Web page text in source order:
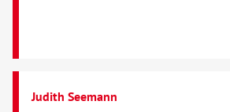
Judith Seemann